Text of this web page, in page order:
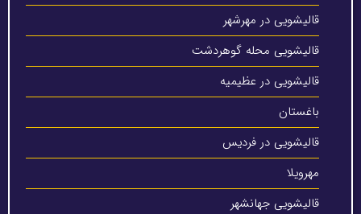
قالیشویی در مهرشهر
قالیشویی محله گوهردشت
قالیشویی در عظیمیه
باغستان
قالیشویی در فردیس
مهرویلا
قالیشویی جهانشهر